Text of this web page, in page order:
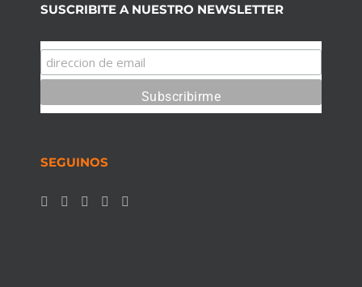
SUSCRIBITE A NUESTRO NEWSLETTER
SEGUINOS